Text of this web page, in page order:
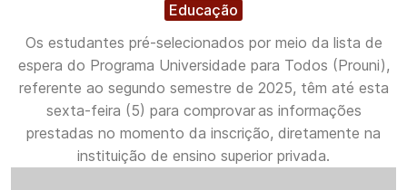
Educação
Os estudantes pré-selecionados por meio da lista de
espera do Programa Universidade para Todos (Prouni),
referente ao segundo semestre de 2025, têm até esta
sexta-feira (5) para comprovar as informações
prestadas no momento da inscrição, diretamente na
instituição de ensino superior privada.